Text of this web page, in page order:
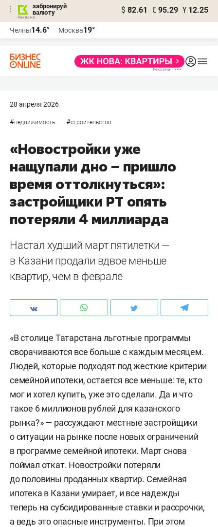
забронируй
валюту
$ 82.61 € 95.29 ¥ 12.25
Челны14.6° Москва19°
28 апреля 2026
#недвижимость #строительство
«Новостройки уже
нащупали дно – пришло
время оттолкнуться»:
застройщики РТ опять
потеряли 4 миллиарда
Настал худший март пятилетки —
в Казани продали вдвое меньше
квартир, чем в феврале
«В столице Татарстана льготные программы
сворачиваются все больше с каждым месяцем.
Людей, которые подходят под жесткие критерии
семейной ипотеки, остается все меньше: те, кто
мог и хотел купить, уже это сделали. Да и что
такое 6 миллионов рублей для казанского
рынка?» — рассуждают местные застройщики
о ситуации на рынке после новых ограничений
в программе семейной ипотеки. Март снова
поймал откат. Новостройки потеряли
до половины проданных квартир. Семейная
ипотека в Казани умирает, и все надежды
теперь на субсидированные ставки и рассрочки,
а ведь это опасные инструменты. При этом